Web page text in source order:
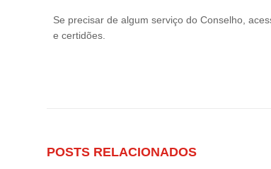
Se precisar de algum serviço do Conselho,
e certidões.
POSTS RELACIONADOS